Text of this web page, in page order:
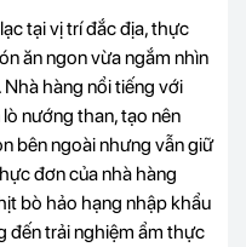
tại vị trí đắc địa, thực
ăn ngon vừa ngắm nhìn
hàng nổi tiếng với
nướng than, tạo nên
bên ngoài nhưng vẫn giữ
đơn của nhà hàng
bò hảo hạng nhập khẩu
đến trải nghiệm ẩm thực